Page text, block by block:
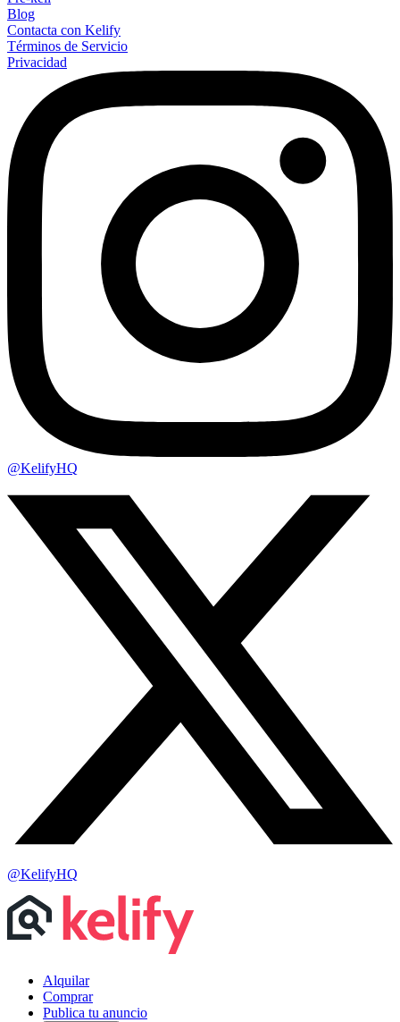
Blog
Contacta con Kelify
Términos de Servicio
Privacidad
@KelifyHQ
@KelifyHQ
Alquilar
Comprar
Publica tu anuncio